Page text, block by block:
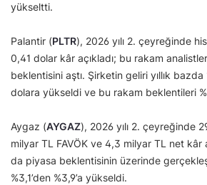
yükseltti.
Palantir (PLTR), 2026 yılı 2. çeyreğinde
0,41 dolar kâr açıkladı; bu rakam
beklentisini aştı. Şirketin geliri yıllık bazda
dolara yükseldi ve bu rakam beklentileri
Aygaz (AYGAZ), 2026 yılı 2. çeyreğinde
milyar TL FAVÖK ve 4,3 milyar TL net kâr
da piyasa beklentisinin üzerinde
%3,1’den %3,9’a yükseldi.